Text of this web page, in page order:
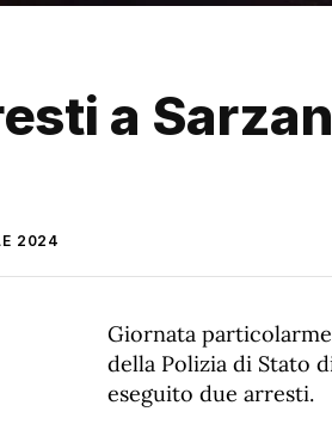
a
2024
Giornata
della Polizia di Stato
eseguito due arresti.